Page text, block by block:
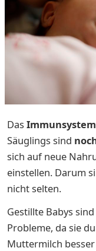
Das Immunsystem
Säuglings sind
sich auf neue
einstellen. Darum
nicht selten.
Gestillte Babys
Probleme, da sie
Muttermilch